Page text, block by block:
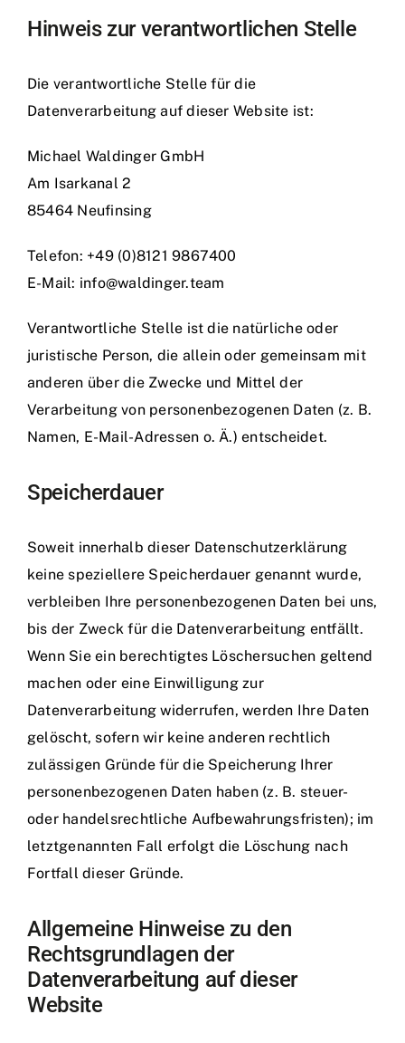
Hinweis zur verantwortlichen Stelle
Die verantwortliche Stelle für die
Datenverarbeitung auf dieser Website ist:
Michael Waldinger GmbH
Am Isarkanal 2
85464 Neufinsing
Telefon: +49 (0)8121 9867400
E-Mail: info@waldinger.team
Verantwortliche Stelle ist die natürliche oder
juristische Person, die allein oder gemeinsam mit
anderen über die Zwecke und Mittel der
Verarbeitung von personenbezogenen Daten (z. B.
Namen, E-Mail-Adressen o. Ä.) entscheidet.
Speicherdauer
Soweit innerhalb dieser Datenschutzerklärung
keine speziellere Speicherdauer genannt wurde,
verbleiben Ihre personenbezogenen Daten bei uns,
bis der Zweck für die Datenverarbeitung entfällt.
Wenn Sie ein berechtigtes Löschersuchen geltend
machen oder eine Einwilligung zur
Datenverarbeitung widerrufen, werden Ihre Daten
gelöscht, sofern wir keine anderen rechtlich
zulässigen Gründe für die Speicherung Ihrer
personenbezogenen Daten haben (z. B. steuer-
oder handelsrechtliche Aufbewahrungsfristen); im
letztgenannten Fall erfolgt die Löschung nach
Fortfall dieser Gründe.
Allgemeine Hinweise zu den
Rechtsgrundlagen der
Datenverarbeitung auf dieser
Website